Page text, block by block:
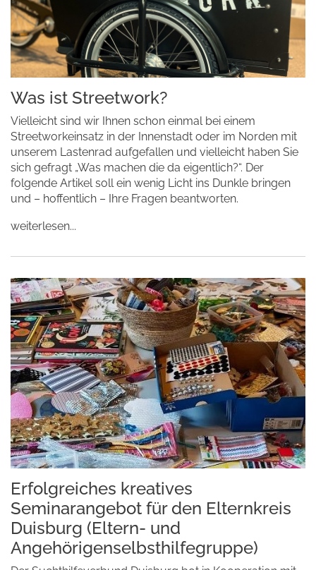
Was ist Streetwork?
Vielleicht sind wir Ihnen schon einmal bei einem
Streetworkeinsatz in der Innenstadt oder im Norden mit
unserem Lastenrad aufgefallen und vielleicht haben Sie
sich gefragt „Was machen die da eigentlich?“. Der
folgende Artikel soll ein wenig Licht ins Dunkle bringen
und – hoffentlich – Ihre Fragen beantworten.
weiterlesen...
Erfolgreiches kreatives
Seminarangebot für den Elternkreis
Duisburg (Eltern- und
Angehörigenselbsthilfegruppe)